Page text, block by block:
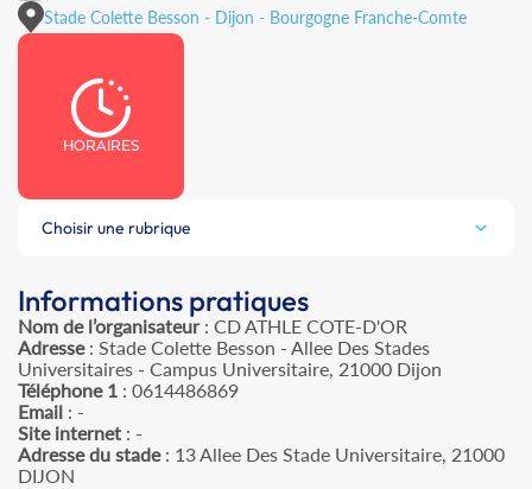
Stade Colette Besson - Dijon - Bourgogne Franche-Comte
HORAIRES
Choisir une rubrique
Informations pratiques
Nom de l’organisateur: CD ATHLE COTE-D'OR
Adresse: Stade Colette Besson - Allee Des Stades
Universitaires - Campus Universitaire, 21000 Dijon
Téléphone 1 : 0614486869
Email : -
Site internet : -
Adresse du stade: 13 Allee Des Stade Universitaire, 21000
DIJON